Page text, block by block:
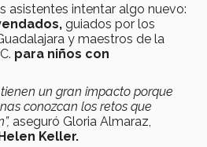
asistentes intentar algo nuevo:
guiados por los
y maestros de la
para niños con
un gran impacto porque
conozcan los retos que
aseguró Gloria Almaraz,
Keller.